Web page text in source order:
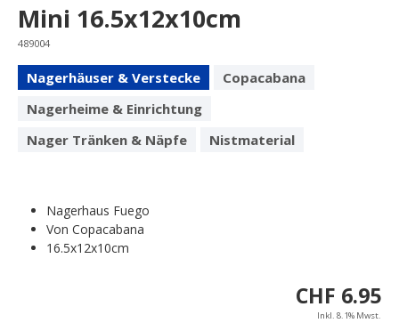
Mini 16.5x12x10cm
489004
Nagerhäuser & Verstecke
Copacabana
Nagerheime & Einrichtung
Nager Tränken & Näpfe
Nistmaterial
Nagerhaus Fuego
Von Copacabana
16.5x12x10cm
CHF 6.95
Inkl. 8.1% Mwst.